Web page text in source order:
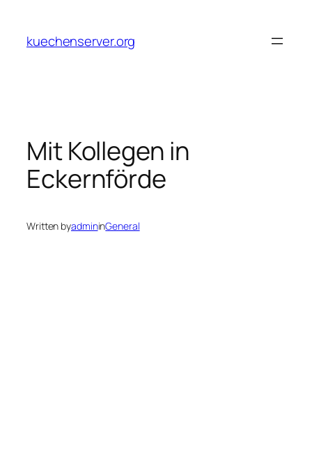
content
kuechenserver.org
Mit Kollegen in
Eckernförde
Written byadmininGeneral